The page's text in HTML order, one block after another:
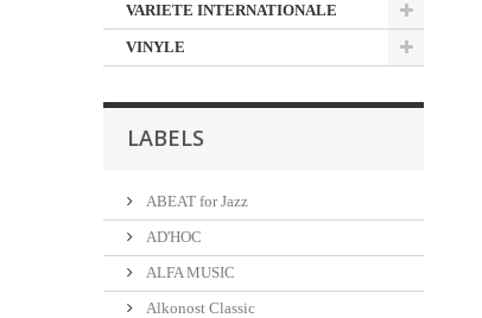
VARIETE INTERNATIONALE
VINYLE
LABELS
ABEAT for Jazz
AD'HOC
ALFA MUSIC
Alkonost Classic